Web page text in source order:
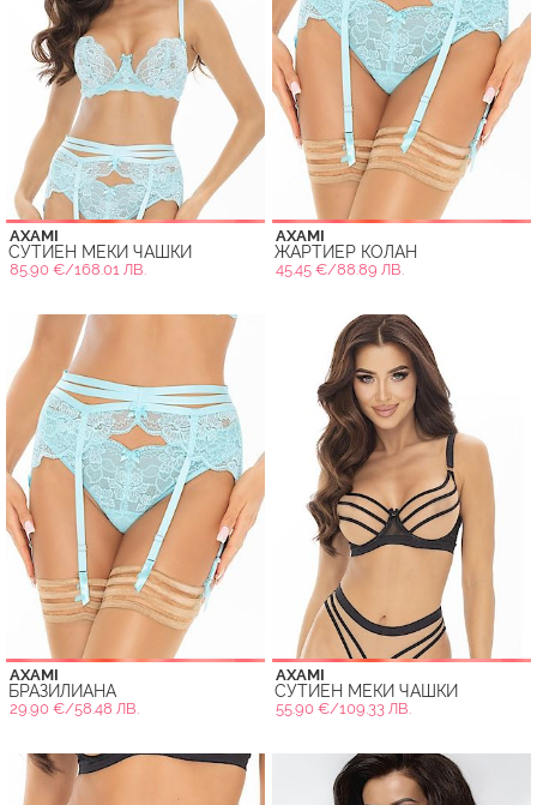
AXAMI
СУТИЕН МЕКИ ЧАШКИ
85.90 €/168.01 ЛВ.
AXAMI
ЖАРТИЕР КОЛАН
45.45 €/88.89 ЛВ.
AXAMI
БРАЗИЛИАНА
29.90 €/58.48 ЛВ.
AXAMI
СУТИЕН МЕКИ ЧАШКИ
55.90 €/109.33 ЛВ.